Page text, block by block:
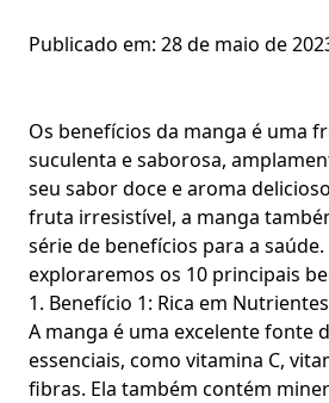
Publicado em: 28 de maio de
Os benefícios da manga é uma
suculenta e saborosa,
seu sabor doce e aroma
fruta irresistível, a manga
série de benefícios para a
exploraremos os 10 principais
1. Benefício 1: Rica em Nutrientes
A manga é uma excelente fonte
essenciais, como vitamina C,
fibras. Ela também contém